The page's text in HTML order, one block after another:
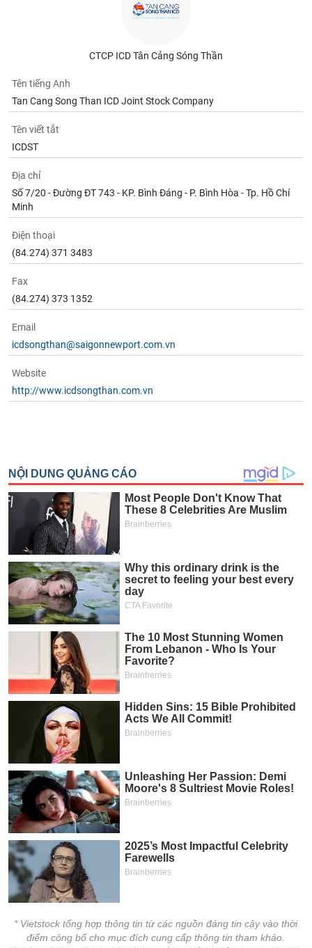
CTCP ICD Tân Cảng Sóng Thần
Tên tiếng Anh
Tan Cang Song Than ICD Joint Stock Company
Tên viết tắt
ICDST
Địa chỉ
Số 7/20 - Đường ĐT 743 - KP. Bình Đáng - P. Bình Hòa - Tp. Hồ Chí
Minh
Điện thoại
(84.274) 371 3483
Fax
(84.274) 373 1352
Email
icdsongthan@saigonnewport.com.vn
Website
http://www.icdsongthan.com.vn
* Vietstock tổng hợp thông tin từ các nguồn đáng tin cậy vào thời
điểm công bố cho mục đích cung cấp thông tin tham khảo.